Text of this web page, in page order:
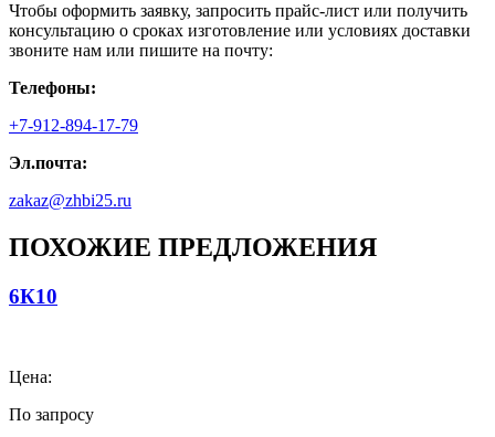
Чтобы оформить заявку, запросить прайс-лист или получить
консультацию о сроках изготовление или условиях доставки
звоните нам или пишите на почту:
Телефоны:
+7-912-894-17-79
Эл.почта:
zakaz@zhbi25.ru
ПОХОЖИЕ ПРЕДЛОЖЕНИЯ
6К10
Цена:
По запросу